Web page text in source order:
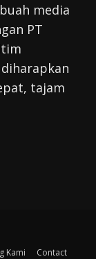
media
PT
tajam
Kami Contact